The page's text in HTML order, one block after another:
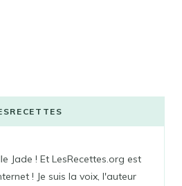
Jade ! Et LesRecettes.org est
! Je suis la voix, l'auteur